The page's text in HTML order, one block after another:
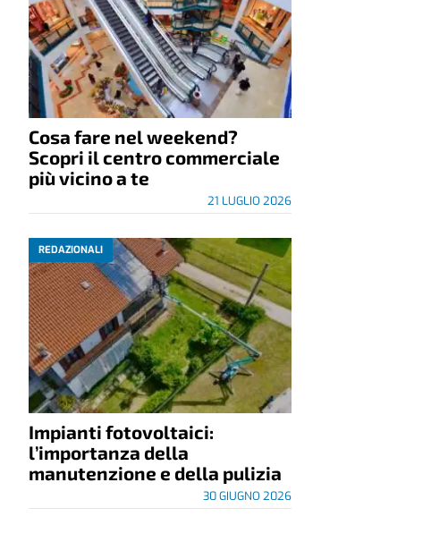
Cosa fare nel weekend?
Scopri il centro commerciale
più vicino a te
21 LUGLIO 2026
REDAZIONALI
Impianti fotovoltaici:
l’importanza della
manutenzione e della pulizia
30 GIUGNO 2026